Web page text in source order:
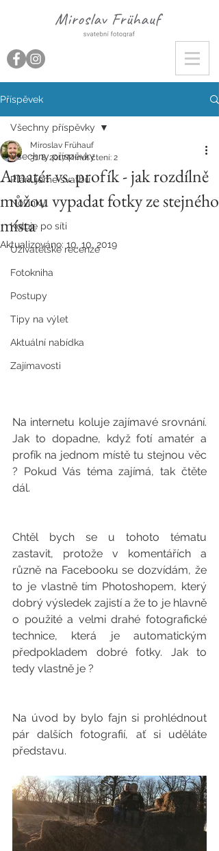
Příspěvek
Všechny příspěvky
Plánujeme svatbu
Novinky
Koluje po síti
Uživatelské recenze
Fotokniha
Postupy
Tipy na výlet
Aktuální nabídka
Zajímavosti
Všechny příspěvky
Amatér vs. profík - jak rozdílně
můžou vypadat fotky ze stejného
místa
Miroslav Frühauf
31. 8. 2017Minut čtení: 2
Aktualizováno: 10. 10. 2019
Na internetu koluje zajímavé srovnání.
Jak to dopadne, když fotí amatér a
profík na jednom místě tu stejnou věc
? Pokud Vás téma zajímá, tak čtěte
dál.
Chtěl bych se u tohoto tématu
zastavit, protože v komentářích a
různě na Facebooku se dozvídám, že
to je vlastně tím Photoshopem, který
dobrý výsledek zajistí a že to je hlavně
o použité a velmi drahé fotografické
technice, která je automatickým
předpokladem dobré fotky. Jak to
tedy vlastně je ?
Na úvod by bylo fajn si prohlédnout
pár dalších fotografií, ať si uděláte
představu.